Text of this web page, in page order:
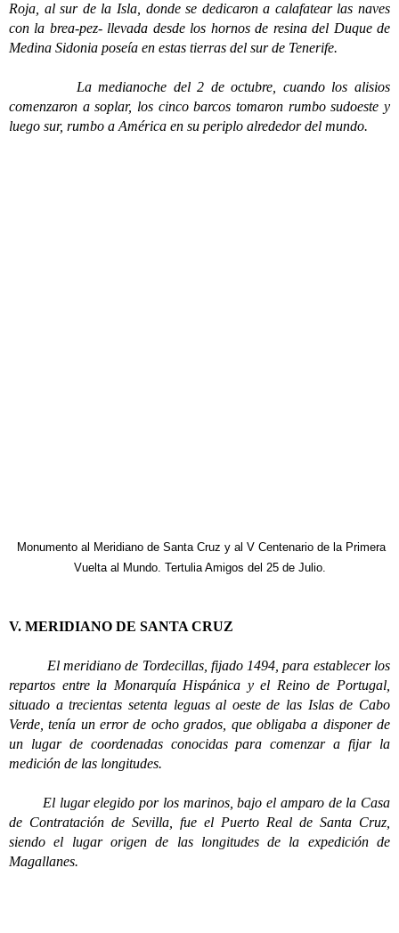
Roja, al sur de la Isla, donde se dedicaron a calafatear las naves
con la brea-pez- llevada desde los hornos de resina del Duque de
Medina Sidonia poseía en estas tierras del sur de Tenerife.
La medianoche del 2 de octubre, cuando los alisios
comenzaron a soplar, los cinco barcos tomaron rumbo sudoeste y
luego sur, rumbo a América en su periplo alrededor del mundo.
Monumento al Meridiano de Santa Cruz y al V Centenario de la Primera
Vuelta al Mundo. Tertulia Amigos del 25 de Julio.
V. MERIDIANO DE SANTA CRUZ
El meridiano de Tordecillas, fijado 1494, para establecer los
repartos entre la Monarquía Hispánica y el Reino de Portugal,
situado a trecientas setenta leguas al oeste de las Islas de Cabo
Verde, tenía un error de ocho grados, que obligaba a disponer de
un lugar de coordenadas conocidas para comenzar a fijar la
medición de las longitudes.
El lugar elegido por los marinos, bajo el amparo de la Casa
de Contratación de Sevilla, fue el Puerto Real de Santa Cruz,
siendo el lugar origen de las longitudes de la expedición de
Magallanes.